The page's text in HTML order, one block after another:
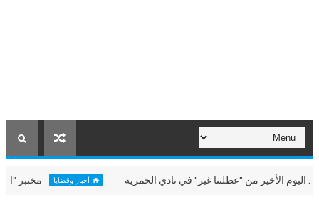
من "عطلتنا غير" في نادي الحمرية أخبار وقضايا مختبر "الألعاب